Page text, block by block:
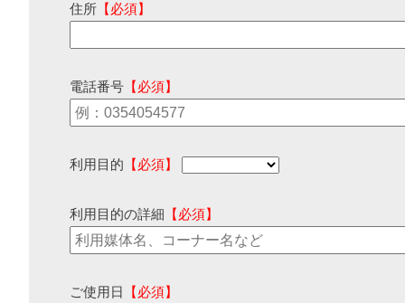
住所 【必須】
電話番号 【必須】
利用目的 【必須】
利用目的の詳細 【必須】
ご使用日 【必須】